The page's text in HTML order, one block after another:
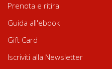
Prenota e ritira
Guida all'ebook
Gift Card
Iscriviti alla Newsletter